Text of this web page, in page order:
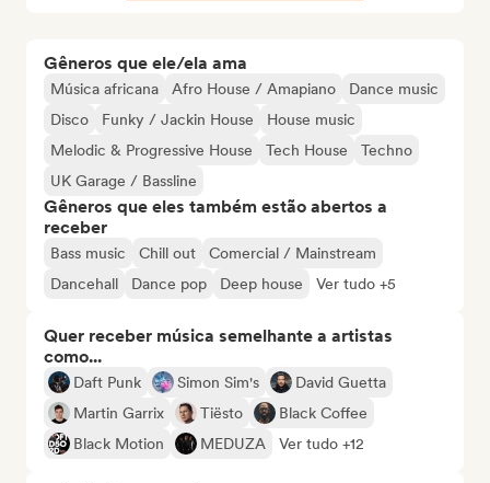
Gêneros que ele/ela ama
Música africana Afro House / Amapiano
Dance music
Disco
Funky / Jackin House
House music
Melodic & Progressive House
Tech House
Techno
UK Garage / Bassline
Gêneros que eles também estão abertos a
receber
Bass music Chill out
Comercial / Mainstream
Dancehall
Dance pop Deep house Ver tudo +5
Quer receber música semelhante a artistas
como...
Daft Punk Simon Sim's
David Guetta
Martin Garrix
Tiësto
Black Coffee
Black Motion
MEDUZA Ver tudo +12